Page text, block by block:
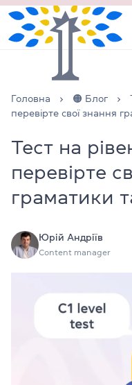
Головна 🟠 Блог
перевірте свої знання
Тест на
перевірте
граматики
Юрій Андріїв
Content manager